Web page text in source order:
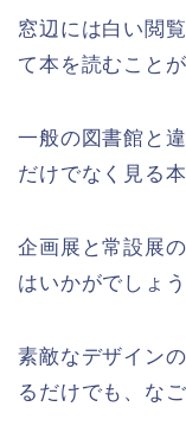
窓辺には白い閲
て本を読むこと
一般の図書館と
だけでなく見る
企画展と常設展
はいかがでしょう
素敵なデザイン
るだけでも、な